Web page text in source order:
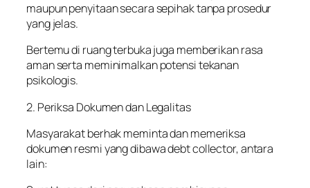
maupun penyitaan secara sepihak tanpa prosedur
yang jelas.
Bertemu di ruang terbuka juga memberikan rasa
aman serta meminimalkan potensi tekanan
psikologis.
2. Periksa Dokumen dan Legalitas
Masyarakat berhak meminta dan memeriksa
dokumen resmi yang dibawa debt collector, antara
lain: